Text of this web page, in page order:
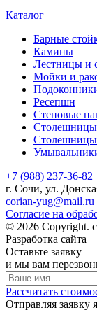
Каталог
Барные
Камины
Лестницы и
Мойки и
Ресепшн
Стеновые
Столешницы
+7 (988) 237-36-82
г. Сочи, ул.
corian-yug@mail.ru
Согласие на
© 2026 Copyright.
Разработка сайта
Оставьте заявку
и мы вам
Рассчитать
Отправляя заявку